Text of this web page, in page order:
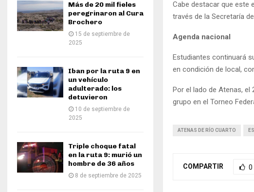
Cabe destacar que este
través de la Secretaría
Agenda nacional
Estudiantes continuará
en condición de local,
Por el lado de Atenas, el
grupo en el Torneo
ATENAS DE RÍO CUARTO
COMPARTIR 0
Más de 20 mil fieles
peregrinaron al Cura
Brochero
15 de septiembre de
2025
Iban por la ruta 9 en
un vehículo
adulterado: los
detuvieron
10 de septiembre de
2025
Triple choque fatal
en la ruta 9: murió un
hombre de 36 años
8 de septiembre de 2025